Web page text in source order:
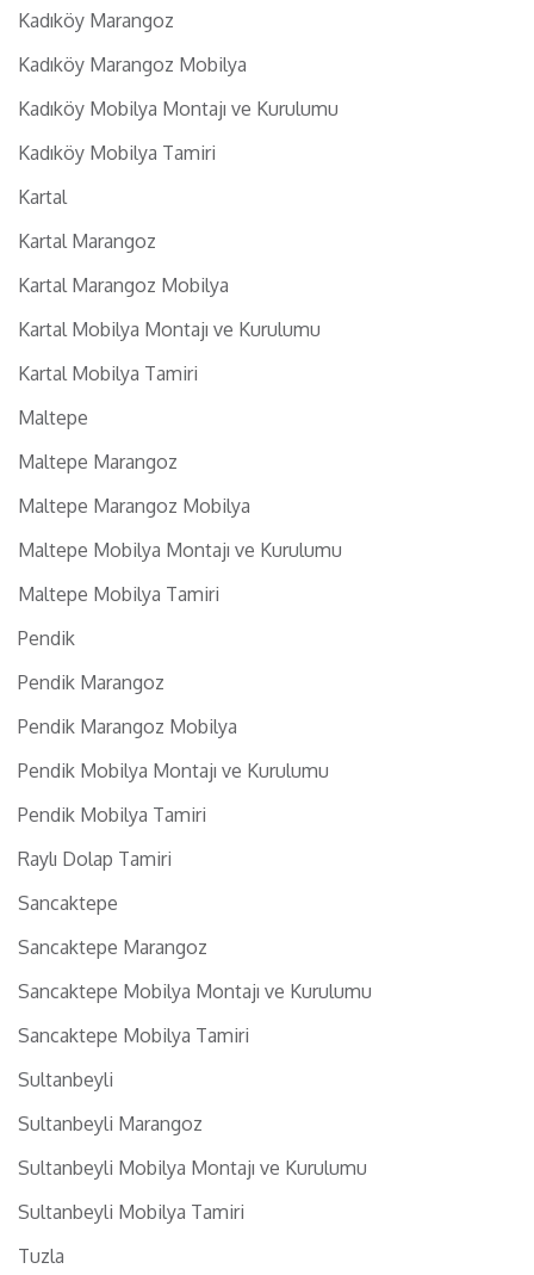
Kadıköy Marangoz
Kadıköy Marangoz Mobilya
Kadıköy Mobilya Montajı ve Kurulumu
Kadıköy Mobilya Tamiri
Kartal
Kartal Marangoz
Kartal Marangoz Mobilya
Kartal Mobilya Montajı ve Kurulumu
Kartal Mobilya Tamiri
Maltepe
Maltepe Marangoz
Maltepe Marangoz Mobilya
Maltepe Mobilya Montajı ve Kurulumu
Maltepe Mobilya Tamiri
Pendik
Pendik Marangoz
Pendik Marangoz Mobilya
Pendik Mobilya Montajı ve Kurulumu
Pendik Mobilya Tamiri
Raylı Dolap Tamiri
Sancaktepe
Sancaktepe Marangoz
Sancaktepe Mobilya Montajı ve Kurulumu
Sancaktepe Mobilya Tamiri
Sultanbeyli
Sultanbeyli Marangoz
Sultanbeyli Mobilya Montajı ve Kurulumu
Sultanbeyli Mobilya Tamiri
Tuzla